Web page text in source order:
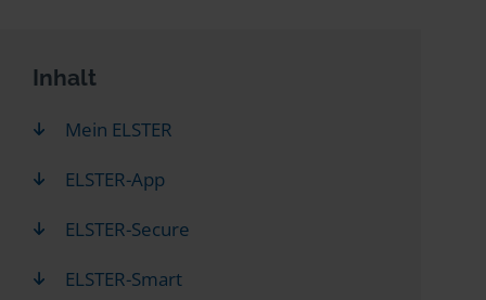
Inhalt
Mein ELSTER
ELSTER-App
ELSTER-Secure
ELSTER-Smart